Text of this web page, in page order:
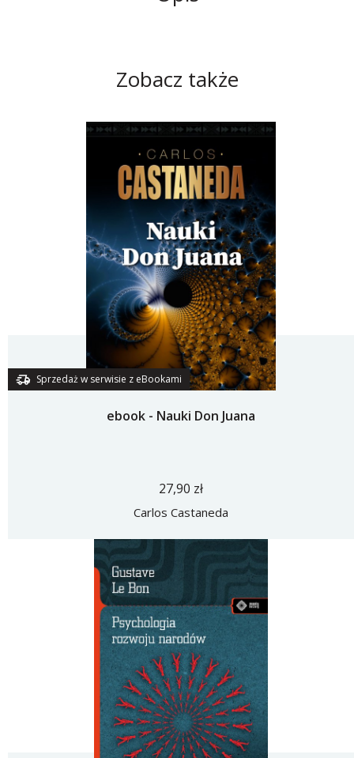
Zobacz także
Sprzedaż w serwisie z eBookami
ebook - Nauki Don Juana
27,90 zł
Carlos Castaneda